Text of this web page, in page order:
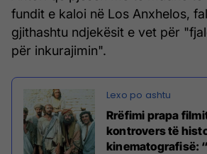
fundit e kaloi në Los Anxhelos,
gjithashtu ndjekësit e vet për
për inkurajimin".
Rrëfimi prapa
kontrovers të
kinematografisë: